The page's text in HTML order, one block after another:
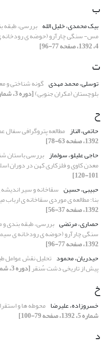
ب
بیک محمدی، خلیل الله بررسی، طبقه
مس- سنگی چارآرو (حوضه ی رودخانه
4، 1392، صفحه 77-96]
ت
توسلی، محمد مهدی گونه شناختی و
بلوچستان (مکران جنوبی)[دوره 3، شماره 5، 1392، صفحه 121-140]
ح
حاتمی، الناز مطالعه پتروگرافی سفال
1392، صفحه 63-78]
حاجی علیلو، سولماز بررسی باستان
معدن کاوی و فلزکاری کهن در دوران
101-120]
حبیبی، حسین سقاخانه و سیر
بنا؛ مطالعه ی موردی سقاخانه ی ارباب
1392، صفحه 37-56]
حصاری، مرتضی بررسی، طبقه بندی
سنگی چارآرو (حوضه ی رودخانه ی
1392، صفحه 77-96]
حیدریان، محمود تحلیل نقش عوامل
پیش از تاریخی دشت سُنقر[دوره 3، شماره 4، 1392، صفحه 139-152]
خ
خسروزاده، علیرضا محوطه ها و
شماره 5، 1392، صفحه 79-100]
د